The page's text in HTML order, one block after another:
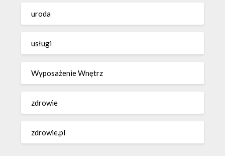
uroda
usługi
Wyposażenie Wnętrz
zdrowie
zdrowie.pl